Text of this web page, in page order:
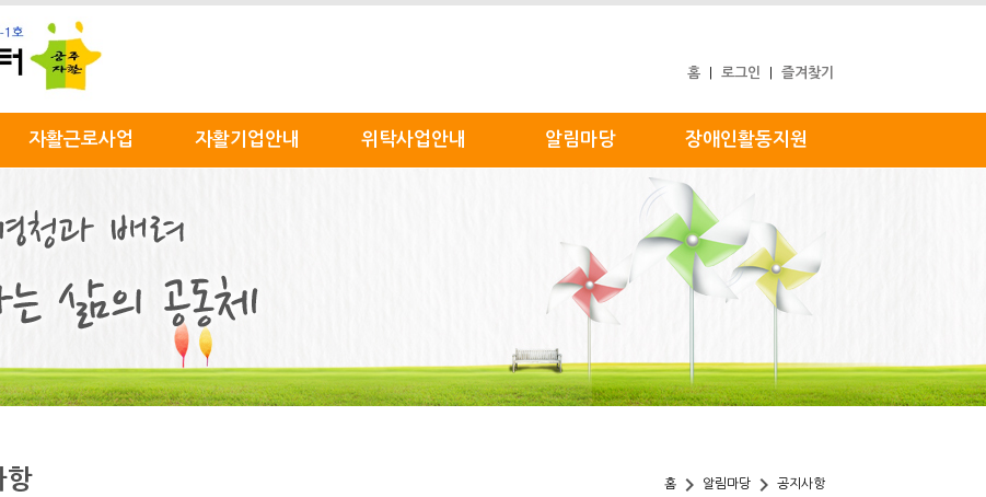
즐겨찾기
로그인
홈
자활근로사업 자활기업안내 위탁사업안내 알림마당 장애인활동지원
홈 keyboard_arrow_right 알림마당 keyboard_arrow_right 공지사항